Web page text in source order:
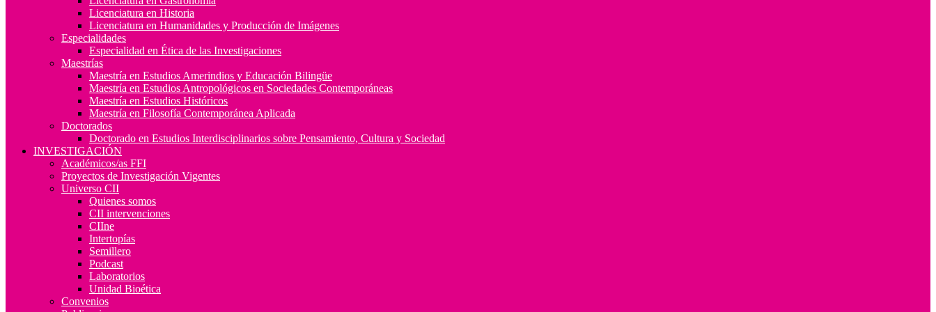
Licenciatura en Historia
Licenciatura en Humanidades y Producción de Imágenes
Especialidades
Especialidad en Ética de las Investigaciones
Maestrías
Maestría en Estudios Amerindios y Educación Bilingüe
Maestría en Estudios Antropológicos en Sociedades Contemporáneas
Maestría en Estudios Históricos
Maestría en Filosofía Contemporánea Aplicada
Doctorados
Doctorado en Estudios Interdisciplinarios sobre Pensamiento, Cultura y Sociedad
INVESTIGACIÓN
Académicos/as FFI
Proyectos de Investigación Vigentes
Universo CII
Quienes somos
CII intervenciones
CIIne
Intertopías
Semillero
Podcast
Laboratorios
Unidad Bioética
Convenios